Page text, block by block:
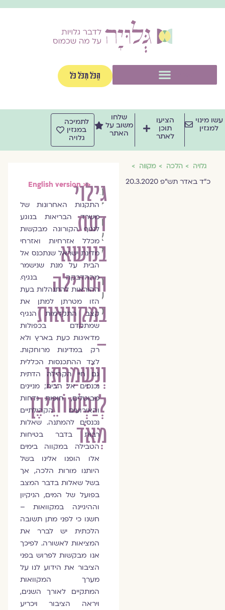
הַכֹּל מִכֹּל כֹּל
מינוי
למגזין
הציעו
תוכן
לאתר
שלחו
משוב על
האתר
לתמיכה
במגזין
גלויה
גלויה הלכה מקווה
כ"ד באדר תש"פ 20.3.2020
גילוי
דעת
בנושא
הטבילה
במקוואות
–
וְנִשְׁמַרְתֶּן
לְנַפְשׁוֹתֵיכֶן
מְאֹד
הרבנית
ד״ר
חנה
אדלר
לזרוביץ׳
הרבנית
שרה
סגל־כץ
English version >>
התקנות האחרונות של
משרד הבריאות בנוגע
לנגיף הקורונה מבקשות
מכלל אזרחיות ואזרחי
מדינת ישראל שנתכנס אל
הבית על מנת שנישמר
מההדבקה בנגיף.
ההוראות להתנהלות בעת
הזו מטרתן למתן את
קצב התקדמות הנגיף
שמתקדם בכפולות
מדאיגות כעת בארץ ולא
רק במדינות מרוחקות.
לצד ההתכנסות הכללית
גם חיי הקהילה הדתית
נכנסים אל הבית; מניינים
מבוטלים, חופות נדחות
והאירועים הקהילתיים
נכנסים להמתנה. שאלות
רבות בדבר בטיחות
הטבילה במקווה בימים
אלו הופנו אלינו בשל
היותנו מורות הלכה, אך
בשל שאלות בדבר המצב
בפועל של המים, הניקיון
וההיגיינה במקוואות –
חשנו כי לפני מתן תשובה
הלכתית יש לברר את
המציאות לאשורה. לפיכך
אנו מבקשות לפרוש בפני
הציבור את הידוע לנו על
מערך המקוואות
המתקיים לאורך השנים,
ויראה הציבור ויכריע